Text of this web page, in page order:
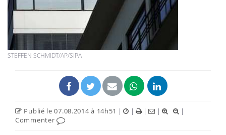
STEFFEN SCHMIDT/AP/SIPA
Publié le 07.08.2014 à 14h51 | | | |
|
Commenter